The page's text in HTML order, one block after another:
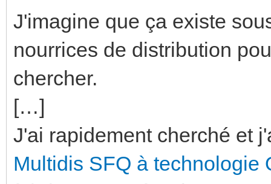
J'imagine que ça existe
nourrices de distribution
chercher.
[…]
J'ai rapidement cherché et
Multidis SFQ à technologie